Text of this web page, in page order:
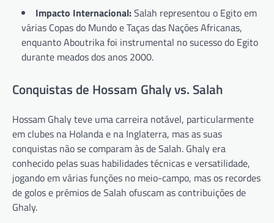
Impacto Internacional:Salah representou o Egito em
várias Copas do Mundo e Taças das Nações Africanas,
enquanto Aboutrika foi instrumental no sucesso do Egito
durante meados dos anos 2000.
Conquistas de Hossam Ghaly vs. Salah
Hossam Ghaly teve uma carreira notável, particularmente
em clubes na Holanda e na Inglaterra, mas as suas
conquistas não se comparam às de Salah. Ghaly era
conhecido pelas suas habilidades técnicas e versatilidade,
jogando em várias funções no meio-campo, mas os recordes
de golos e prémios de Salah ofuscam as contribuições de
Ghaly.